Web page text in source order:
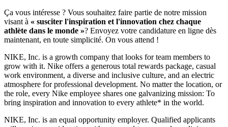
Ça vous intéresse ? Vous souhaitez faire partie de notre mission
visant à « susciter l'inspiration et l'innovation chez chaque
athlète dans le monde »? Envoyez votre candidature en ligne dès
maintenant, en toute simplicité. On vous attend !
NIKE, Inc. is a growth company that looks for team members to
grow with it. Nike offers a generous total rewards package, casual
work environment, a diverse and inclusive culture, and an electric
atmosphere for professional development. No matter the location, or
the role, every Nike employee shares one galvanizing mission: To
bring inspiration and innovation to every athlete* in the world.
NIKE, Inc. is an equal opportunity employer. Qualified applicants